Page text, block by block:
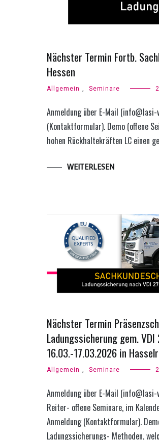
Nächster Termin Fortb.
Hessen
Allgemein , Seminare
Anmeldung über E-Mail
(Kontaktformular). Demo (offene
hohen Rückhaltekräften LC einen
WEITERLESEN
Nächster Termin
Ladungssicherung gem.
16.03.-17.03.2026 in
Allgemein , Seminare
Anmeldung über E-Mail
Reiter- offene Seminare, im
Anmeldung (Kontaktformular).
Ladungssicherungs- Methoden,